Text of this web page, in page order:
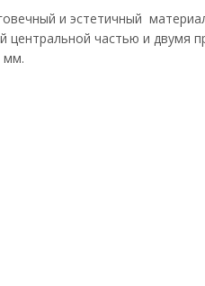
и эстетичный
центральной частью и двумя
мм.